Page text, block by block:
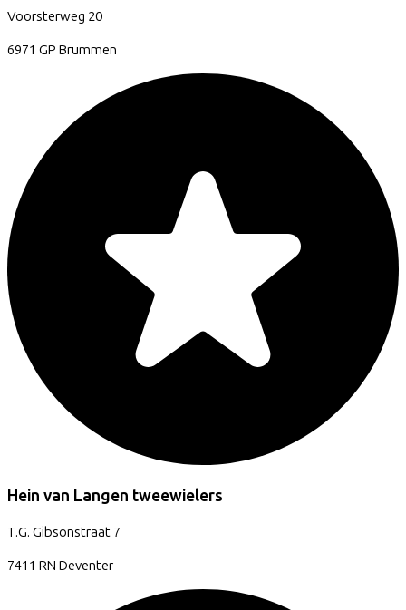
Voorsterweg 20
6971 GP Brummen
Hein van Langen tweewielers
T.G. Gibsonstraat 7
7411 RN Deventer